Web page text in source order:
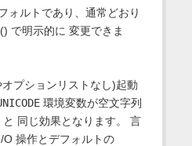
ォルトであり、通常どおり
で明示的に 変更できま
プションリストなし)起動
環境変数が空文字列
と 同じ効果となります。 言
O 操作とデフォルトの